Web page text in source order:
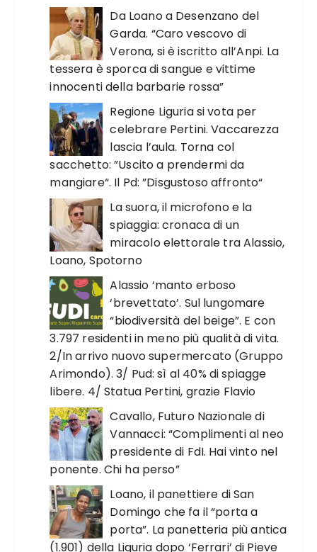
Da Loano a Desenzano del
Garda. “Caro vescovo di
Verona, si è iscritto all’Anpi. La
tessera è sporca di sangue e vittime
innocenti della barbarie rossa”
Regione Liguria si vota per
celebrare Pertini. Vaccarezza
lascia l’aula. Torna col
sacchetto: ”Uscito a prendermi da
mangiare“. Il Pd: ”Disgustoso affronto“
La suora, il microfono e la
spiaggia: cronaca di un
miracolo elettorale tra Alassio,
Loano, Spotorno
Alassio ‘manto erboso
‘brevettato’. Sul lungomare
“biodiversità del beige”. E con
3.797 residenti in meno più qualità di vita.
2/In arrivo nuovo supermercato (Gruppo
Arimondo). 3/ Pud: sì al 40% di spiagge
libere. 4/ Statua Pertini, grazie Flavio
Cavallo, Futuro Nazionale di
Vannacci: “Complimenti al neo
presidente di FdI. Hai vinto nel
ponente. Chi ha perso”
Loano, il panettiere di San
Domingo che fa il “porta a
porta”. La panetteria più antica
(1.901) della Liguria dopo ‘Ferrari’ di Pieve